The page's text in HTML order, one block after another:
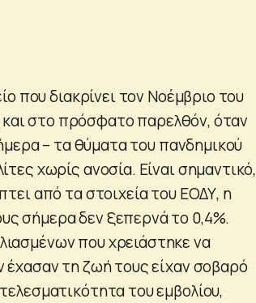
που διακρίνει τον Νοέμβριο του
και στο πρόσφατο παρελθόν, όταν
– τα θύματα του πανδημικού
χωρίς ανοσία. Είναι σημαντικό,
από τα στοιχεία του ΕΟΔΥ, η
σήμερα δεν ξεπερνά το 0,4%.
που χρειάστηκε να
τη ζωή τους είχαν σοβαρό
του εμβολίου,